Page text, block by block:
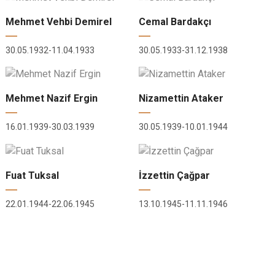
Mehmet Vehbi Demirel
30.05.1932-11.04.1933
Cemal Bardakçı
30.05.1933-31.12.1938
Mehmet Nazif Ergin
16.01.1939-30.03.1939
Nizamettin Ataker
30.05.1939-10.01.1944
Fuat Tuksal
22.01.1944-22.06.1945
İzzettin Çağpar
13.10.1945-11.11.1946